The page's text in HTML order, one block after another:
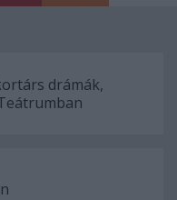
drámák,